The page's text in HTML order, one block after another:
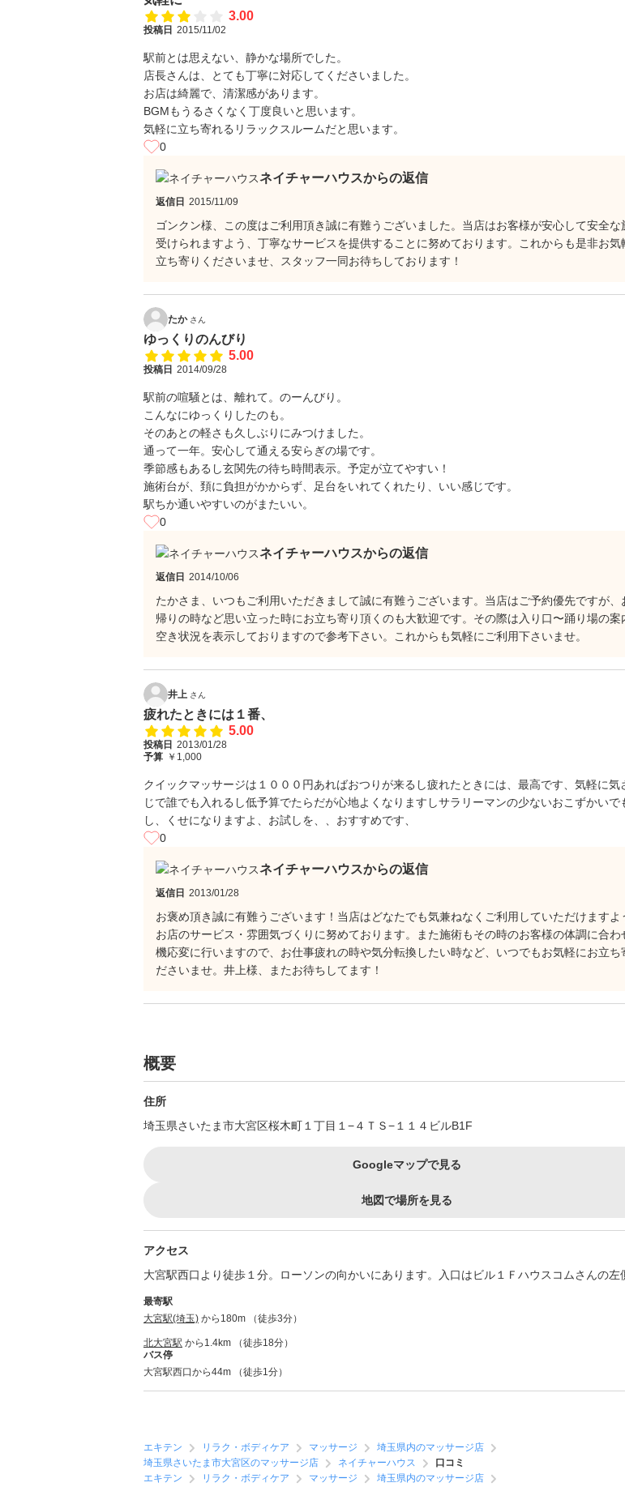
3.00
投稿日 2015/11/02
駅前とは思えない、静かな場所でした。
店長さんは、とても丁寧に対応してくださいました。
お店は綺麗で、清潔感があります。
BGMもうるさくなく丁度良いと思います。
気軽に立ち寄れるリラックスルームだと思います。
0
ネイチャーハウスからの返信
返信日 2015/11/09
ゴンクン様、この度はご利用頂き誠に有難うございました。当店はお客様が安心して安全な
受けられますよう、丁寧なサービスを提供することに努めております。これからも是非お気
立ち寄りくださいませ、スタッフ一同お待ちしております！
たか さん
ゆっくりのんびり
5.00
投稿日 2014/09/28
駅前の喧騒とは、離れて。のーんびり。
こんなにゆっくりしたのも。
そのあとの軽さも久しぶりにみつけました。
通って一年。安心して通える安らぎの場です。
季節感もあるし玄関先の待ち時間表示。予定が立てやすい！
施術台が、頚に負担がかからず、足台をいれてくれたり、いい感じです。
駅ちか通いやすいのがまたいい。
0
ネイチャーハウスからの返信
返信日 2014/10/06
たかさま、いつもご利用いただきまして誠に有難うございます。当店はご予約優先ですが、
帰りの時など思い立った時にお立ち寄り頂くのも大歓迎です。その際は入り口〜踊り場の案
空き状況を表示しておりますので参考下さい。これからも気軽にご利用下さいませ。
井上 さん
疲れたときには１番、
5.00
投稿日 2013/01/28
予算 ￥1,000
クイックマッサージは１０００円あればおつりが来るし疲れたときには、最高です、気軽に気
じで誰でも入れるし低予算でたらだが心地よくなりますしサラリーマンの少ないおこずかいで
し、くせになりますよ、お試しを、、おすすめです、
0
ネイチャーハウスからの返信
返信日 2013/01/28
お褒め頂き誠に有難うございます！当店はどなたでも気兼ねなくご利用していただけますよ
お店のサービス・雰囲気づくりに努めております。また施術もその時のお客様の体調に合わ
機応変に行いますので、お仕事疲れの時や気分転換したい時など、いつでもお気軽にお立ち
ださいませ。井上様、またお待ちしてます！
概要
住所
埼玉県さいたま市大宮区桜木町１丁目１−４ＴＳ−１１４ビルB1F
Googleマップで見る
地図で場所を見る
アクセス
大宮駅西口より徒歩１分。ローソンの向かいにあります。入口はビル１Ｆハウスコムさんの左
最寄駅
大宮駅(埼玉) から180m （徒歩3分）
北大宮駅 から1.4km （徒歩18分）
バス停
大宮駅西口から44m （徒歩1分）
エキテン リラク・ボディケア マッサージ
埼玉県内のマッサージ店
埼玉県さいたま市大宮区のマッサージ店
ネイチャーハウス
口コミ
エキテン
リラク・ボディケア マッサージ
埼玉県内のマッサージ店